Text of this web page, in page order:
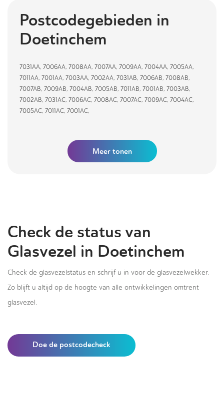
Postcodegebieden in
Doetinchem
7031AA, 7006AA, 7008AA, 7007AA, 7009AA, 7004AA, 7005AA,
7011AA, 7001AA, 7003AA, 7002AA, 7031AB, 7006AB, 7008AB,
7007AB, 7009AB, 7004AB, 7005AB, 7011AB, 7001AB, 7003AB,
7002AB, 7031AC, 7006AC, 7008AC, 7007AC, 7009AC, 7004AC,
7005AC, 7011AC, 7001AC,
Meer tonen
Check de status van
Glasvezel in Doetinchem
Check de glasvezelstatus en schrijf u in voor de glasvezelwekker.
Zo blijft u altijd op de hoogte van alle ontwikkelingen omtrent
glasvezel.
Doe de postcodecheck